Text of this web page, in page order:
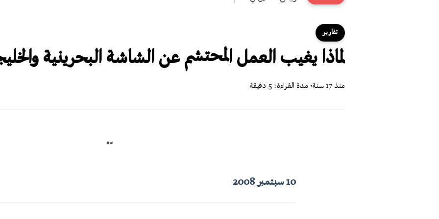
تقارير
لماذا يغيب العمل المحتشم عن الشاشة البحرينية
منذ 17 سنة • مدة القراءة: 5 دقيقة
##
10 سبتمبر 2008